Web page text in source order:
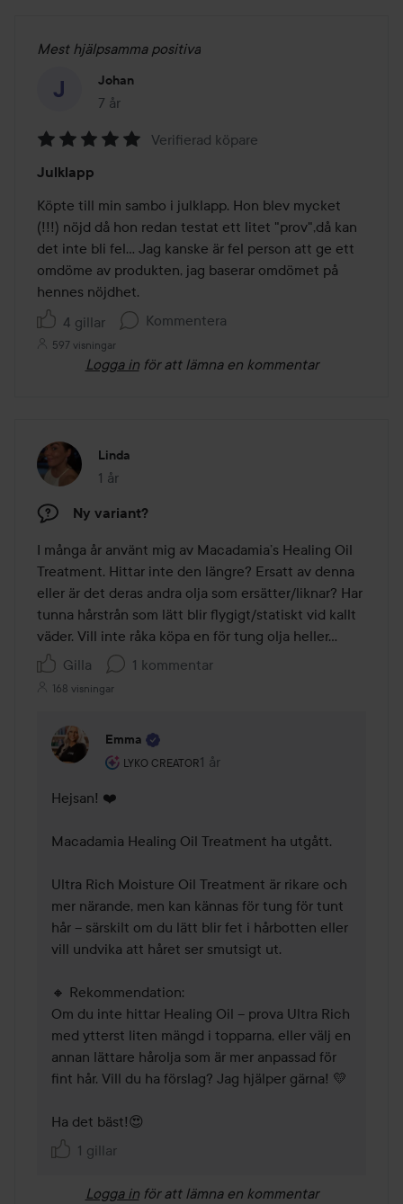
Mest hjälpsamma positiva
Johan
7 år
Inlägget skapades 7 år
5
av
5
Verifierad köpare
Julklapp
Köpte till min sambo i julklapp. Hon blev mycket
(!!!) nöjd då hon redan testat ett litet "prov",då kan
det inte bli fel... Jag kanske är fel person att ge ett
omdöme av produkten, jag baserar omdömet på
hennes nöjdhet.
4 gillar
Kommentera
597 visningar
Logga in för att lämna en kommentar
Linda
1 år
Inlägget skapades 1 år
Ny variant?
I många år använt mig av Macadamia’s Healing Oil
Treatment. Hittar inte den längre? Ersatt av denna
eller är det deras andra olja som ersätter/liknar? Har
tunna hårstrån som lätt blir flygigt/statiskt vid kallt
väder. Vill inte råka köpa en för tung olja heller…
Gilla
1 kommentar
168 visningar
Emma
LYKO CREATOR
Användarens roll: Lyko Creator.
1 år
Kommentaren lades 1 år
Hejsan! ❤️
Macadamia Healing Oil Treatment ha utgått.
Ultra Rich Moisture Oil Treatment är rikare och
mer närande, men kan kännas för tung för tunt
hår – särskilt om du lätt blir fet i hårbotten eller
vill undvika att håret ser smutsigt ut.
🔸 Rekommendation:
Om du inte hittar Healing Oil – prova Ultra Rich
med ytterst liten mängd i topparna, eller välj en
annan lättare hårolja som är mer anpassad för
fint hår. Vill du ha förslag? Jag hjälper gärna! 💛
Ha det bäst!😍
1 gillar
Logga in för att lämna en kommentar